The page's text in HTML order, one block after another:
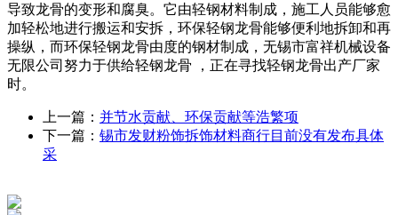
导致龙骨的变形和腐臭。它由轻钢材料制成，施工人员能够愈
加轻松地进行搬运和安拆，环保轻钢龙骨能够便利地拆卸和再
操纵，而环保轻钢龙骨由度的钢材制成，无锡市富祥机械设备
无限公司努力于供给轻钢龙骨 ，正在寻找轻钢龙骨出产厂家
时。
上一篇： 并节水贡献、环保贡献等浩繁项
下一篇： 锡市发财粉饰拆饰材料商行目前没有发布具体
采